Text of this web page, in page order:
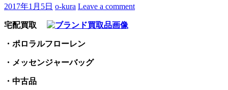
2017年1月5日 o-kura Leave a comment
宅配買取
・ポロラルフローレン
・メッセンジャーバッグ
・中古品